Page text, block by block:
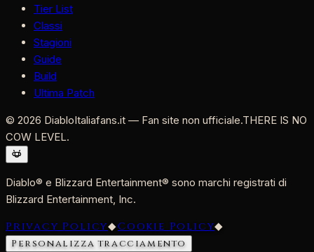
Tier List
Classi
Stagioni
Guide
Build
Ultima Patch
© 2026 DiabloItaliafans.it — Fan site non ufficiale.THERE IS NO
COW LEVEL.
Diablo® e Blizzard Entertainment® sono marchi registrati di
Blizzard Entertainment, Inc.
Privacy Policy◆Cookie Policy◆
Personalizza tracciamento